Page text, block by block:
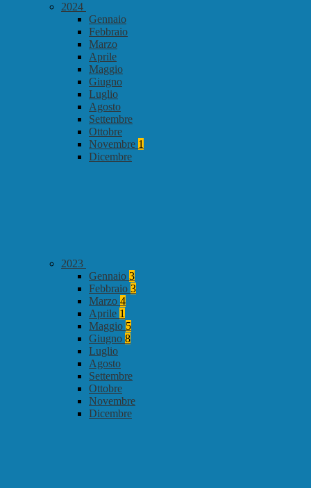
2024
Gennaio
Febbraio
Marzo
Aprile
Maggio
Giugno
Luglio
Agosto
Settembre
Ottobre
Novembre 1
Dicembre
2023
Gennaio 3
Febbraio 3
Marzo 4
Aprile 1
Maggio 5
Giugno 8
Luglio
Agosto
Settembre
Ottobre
Novembre
Dicembre